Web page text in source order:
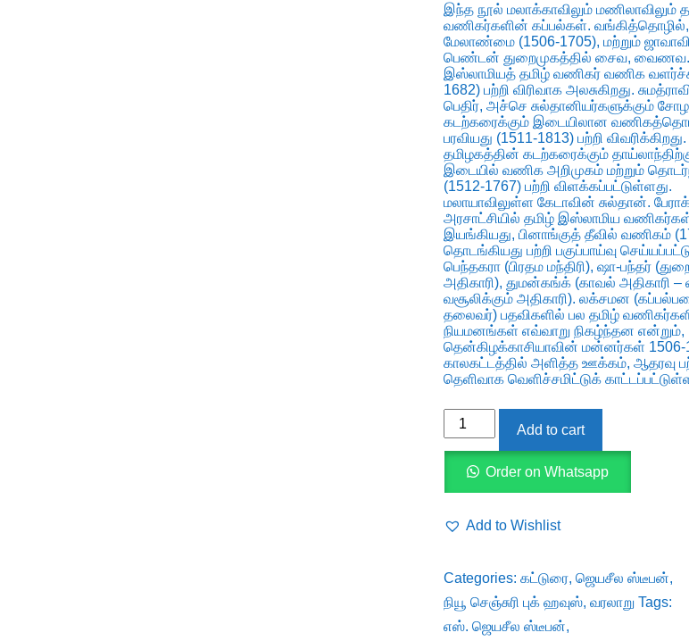
இந்த நூல் மலாக்காவிலும் மணிலாவிலும்
வணிகர்களின் கப்பல்கள்.
மேலாண்மை (1506-1705), மற்றும்
பெண்டன் துறைமுகத்தில் சைவ, வைணவ.
இஸ்லாமியத் தமிழ் வணிகர் வணிக
1682) பற்றி விரிவாக அலசுகிறது.
பெதிர், அச்செ சுல்தானியர்களுக்கும்
கடற்கரைக்கும் இடையிலான
பரவியது (1511-1813) பற்றி விவரிக்கிறது.
தமிழகத்தின் கடற்கரைக்கும்
இடையில் வணிக அறிமுகம் மற்றும்
(1512-1767) பற்றி விளக்கப்பட்டுள்ளது.
மலாயாவிலுள்ள கேடாவின் சுல்தான்.
அரசாட்சியில் தமிழ் இஸ்லாமிய
இயங்கியது, பினாங்குத் தீவில் வணிகம்
தொடங்கியது பற்றி பகுப்பாய்வு
பெந்தகரா (பிரதம மந்திரி), ஷா-பந்தர்
அதிகாரி), துமன்கங்க் (காவல் அதிகாரி –
வசூலிக்கும் அதிகாரி). லக்சமன
தலைவர்) பதவிகளில் பல தமிழ்
நியமனங்கள் எவ்வாறு நிகழ்ந்தன என்றும்,
தென்கிழக்காசியாவின் மன்னர்கள் 1506-
காலகட்டத்தில் அளித்த ஊக்கம், ஆதரவு
தெளிவாக வெளிச்சமிட்டுக்
தமிழ்
தென்கிழக்காசியாவின்
மன்னர்களும்
ஸ்டீபன்
quantity
Add to cart
Order on Whatsapp
Add to Wishlist
Categories: கட்டுரை, ஜெயசீல ஸ்டீபன்,
நியூ செஞ்சுரி புக் ஹவுஸ், வரலாறு Tags:
எஸ். ஜெயசீல ஸ்டீபன்,